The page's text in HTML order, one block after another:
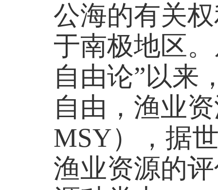
公海的有关
于南极地区
自由论”以来
自由，渔业
MSY），据
渔业资源的